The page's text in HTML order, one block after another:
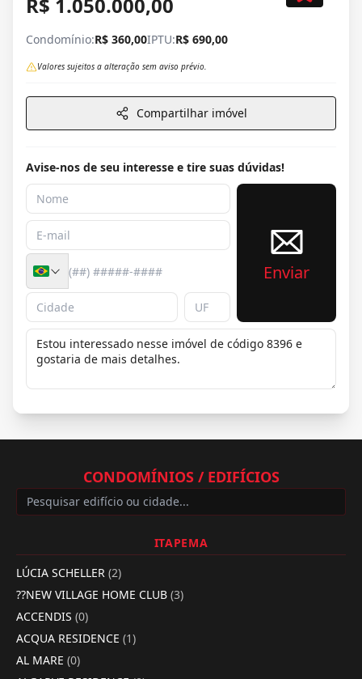
Condomínio:R$ 360,00IPTU:R$ 690,00
Valores sujeitos a alteração sem aviso prévio.
Compartilhar imóvel
Avise-nos de seu interesse e tire suas dúvidas!
Enviar
CONDOMÍNIOS / EDIFÍCIOS
ITAPEMA
LÚCIA SCHELLER (2)
??NEW VILLAGE HOME CLUB (3)
ACCENDIS (0)
ACQUA RESIDENCE (1)
AL MARE (0)